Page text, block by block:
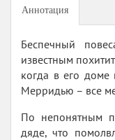
Аннотация
Беспечный
известным
когда в его доме
Мерридью – все
По непонятным
дяде, что